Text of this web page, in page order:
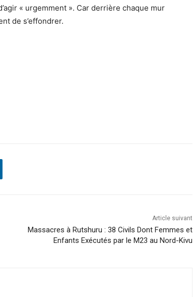
« urgemment ». Car derrière chaque mur
de s’effondrer.
Article suivant
Massacres à Rutshuru : 38 Civils Dont Femmes et
Enfants Exécutés par le M23 au Nord-Kivu